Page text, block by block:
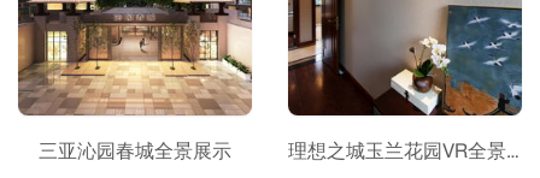
三亚沁园春城全景展示 理想之城玉兰花园VR全景看房